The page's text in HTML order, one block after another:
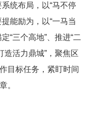
统布局，以“马不停
能励为，以“一马当
“三个高地”、推进“二
造活力鼎城”，聚焦区
目标任务，紧盯时间
。